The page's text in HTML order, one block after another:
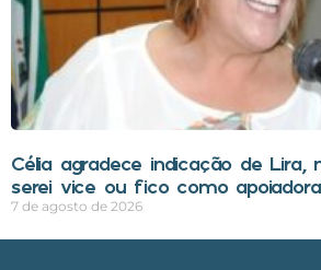
Célia agradece indicação de Lira,
serei vice ou fico como
7 de agosto de 2026